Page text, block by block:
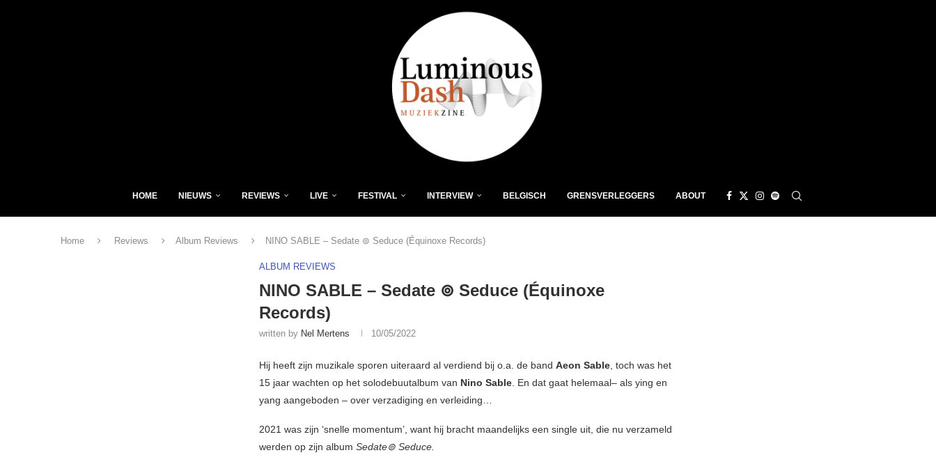
HOME NIEUWS REVIEWS LIVE FESTIVAL INTERVIEW BELGISCH GRENSVERLEGGERS ABOUT
Home Reviews Album Reviews NINO SABLE – Sedate ⊚ Seduce (Équinoxe Records)
ALBUM REVIEWS
NINO SABLE – Sedate ⊚ Seduce (Équinoxe
Records)
written by Nel Mertens 10/05/2022
Hij heeft zijn muzikale sporen uiteraard al verdiend bij o.a. de band Aeon Sable, toch was het
15 jaar wachten op het solodebuutalbum van Nino Sable. En dat gaat helemaal– als ying en
yang aangeboden – over verzadiging en verleiding…
2021 was zijn ‘snelle momentum’, want hij bracht maandelijks een single uit, die nu verzameld
werden op zijn album Sedate⊚ Seduce.